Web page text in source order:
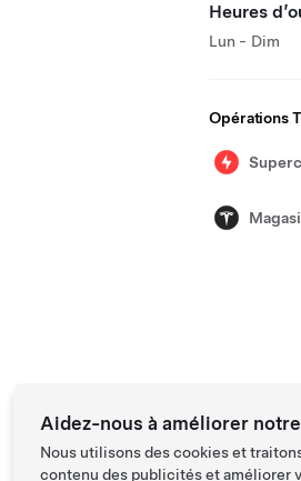
Heures
Lun - Dim
Opérations
Aidez-nous à améliorer
Nous utilisons des cookies et
contenu des publicités et améliorer